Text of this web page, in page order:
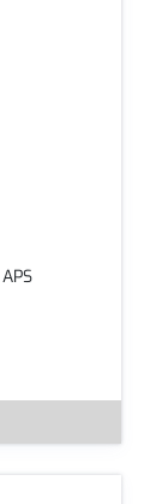
just nu, vänligen